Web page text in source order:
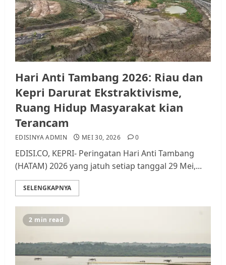
Hari Anti Tambang 2026: Riau dan
Kepri Darurat Ekstraktivisme,
Ruang Hidup Masyarakat kian
Terancam
EDISINYA ADMIN MEI 30, 2026 0
EDISI.CO, KEPRI- Peringatan Hari Anti Tambang
(HATAM) 2026 yang jatuh setiap tanggal 29 Mei,...
SELENGKAPNYA
2 min read